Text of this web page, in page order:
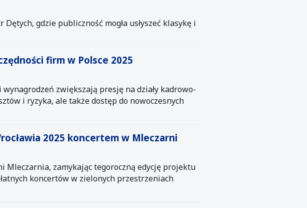
gdzie publiczność mogła usłyszeć klasykę i
firm w Polsce 2025
zwiększają presję na działy kadrowo-
i ryzyka, ale także dostęp do nowoczesnych
2025 koncertem w Mleczarni
zamykając tegoroczną edycję projektu
koncertów w zielonych przestrzeniach